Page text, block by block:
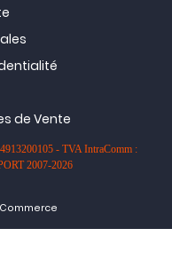
de Vente
- TVA IntraComm :
2007-2026
Commerce